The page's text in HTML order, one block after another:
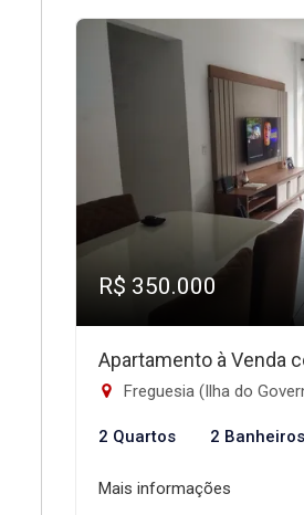
R$ 350.000
Apartamento à Venda
Freguesia (Ilha do
2 Quartos 2 Banheiros
Mais informações